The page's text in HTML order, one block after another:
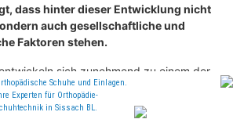
dass hinter dieser Entwicklung nicht
auch gesellschaftliche und
Faktoren stehen.
sich zunehmend zu einem der
Europas. Laut der aktuellen
Commission“ sterben jährlich rund
Leberzirrhose oder Leberkrebs.